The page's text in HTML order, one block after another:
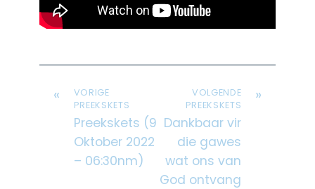
«
VORIGE
PREEKSKETS
Preekskets (9
Oktober 2022
– 06:30nm)
»
VOLGENDE
PREEKSKETS
Dankbaar vir
die gawes
wat ons van
God ontvang